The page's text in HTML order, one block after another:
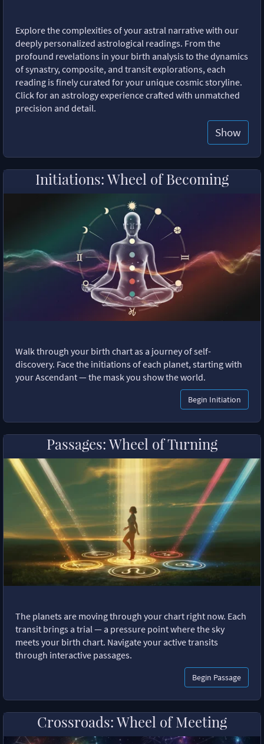
Explore the complexities of your astral narrative with our
deeply personalized astrological readings. From the
profound revelations in your birth analysis to the dynamics
of synastry, composite, and transit explorations, each
reading is finely curated for your unique cosmic storyline.
Click for an astrology experience crafted with unmatched
precision and detail.
Show
Initiations: Wheel of Becoming
Walk through your birth chart as a journey of self-
discovery. Face the initiations of each planet, starting with
your Ascendant — the mask you show the world.
Begin Initiation
Passages: Wheel of Turning
The planets are moving through your chart right now. Each
transit brings a trial — a pressure point where the sky
meets your birth chart. Navigate your active transits
through interactive passages.
Begin Passage
Crossroads: Wheel of Meeting